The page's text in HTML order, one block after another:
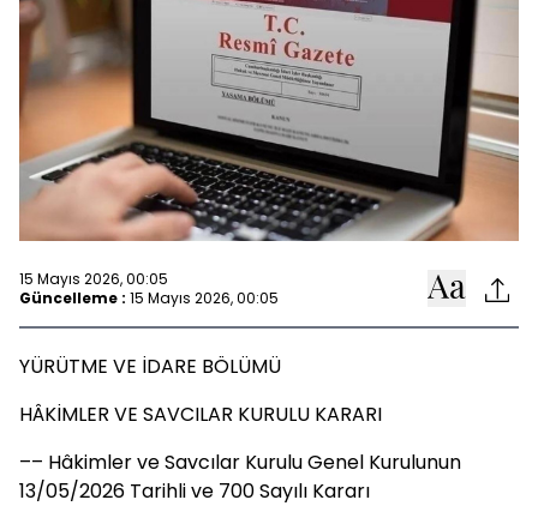
15 Mayıs 2026, 00:05
Güncelleme : 15 Mayıs 2026, 00:05
YÜRÜTME VE İDARE BÖLÜMÜ
HÂKİMLER VE SAVCILAR KURULU KARARI
–– Hâkimler ve Savcılar Kurulu Genel Kurulunun
13/05/2026 Tarihli ve 700 Sayılı Kararı